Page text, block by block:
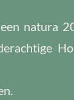
natura